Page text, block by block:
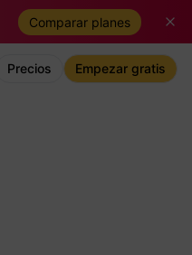
Comparar planes
Precios Empezar gratis